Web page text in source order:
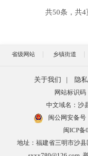
共50条，共4
省级网站 乡镇街道
关于我们 隐
网站标识码
中文域名：沙
闽公网安备号
闽ICP备
地址：福建省三明市沙